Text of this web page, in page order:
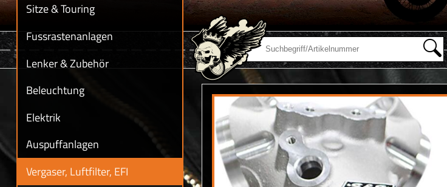
Sitze & Touring
Fussrastenanlagen
Lenker & Zubehör
Beleuchtung
Elektrik
Auspuffanlagen
Vergaser, Luftfilter, EFI